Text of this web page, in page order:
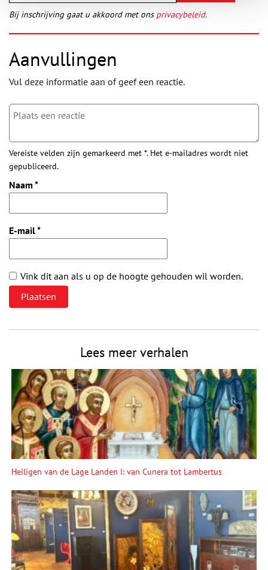
Bij inschrijving gaat u akkoord met ons privacybeleid.
Aanvullingen
Vul deze informatie aan of geef een reactie.
Vereiste velden zijn gemarkeerd met *. Het e-mailadres wordt niet
gepubliceerd.
Naam *
E-mail*
Vink dit aan als u op de hoogte gehouden wil worden.
Lees meer verhalen
Heiligen van de Lage Landen I: van Cunera tot Lambertus